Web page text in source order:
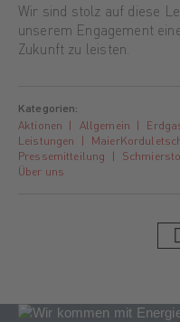
Wir sind stolz auf diese
unserem Engagement
Zukunft zu leisten.
Kategorien:
Aktionen
Allgemein
Leistungen
Pressemitteilung
Über uns